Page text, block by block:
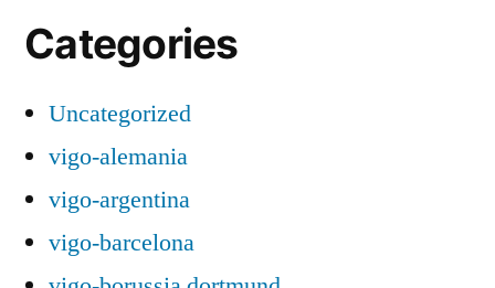
Categories
Uncategorized
vigo-alemania
vigo-argentina
vigo-barcelona